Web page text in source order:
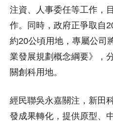
注資、人事委任等工作，
作。同時，政府正爭取自
約20公頃用地，專屬公司
業發展規劃概念綱要》，
關創科用地。
經民聯吳永嘉關注，新田
發成果轉化，提供原型、